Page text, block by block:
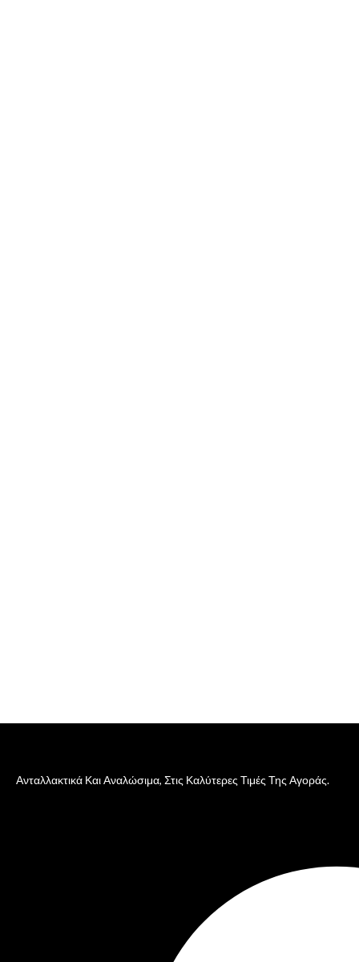
Ανταλλακτικά Και Αναλώσιμα, Στις Καλύτερες Τιμές Της Αγοράς.